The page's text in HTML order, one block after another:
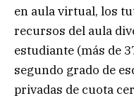
en aula virtual, los
recursos del aula
estudiante (más de
segundo grado de
privadas de cuota